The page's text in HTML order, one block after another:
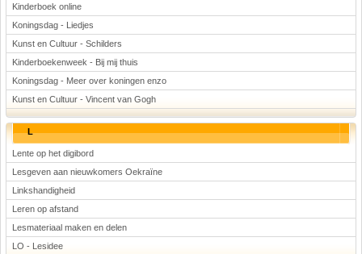
Kinderboek online
Koningsdag - Liedjes
Kunst en Cultuur - Schilders
Kinderboekenweek - Bij mij thuis
Koningsdag - Meer over koningen enzo
Kunst en Cultuur - Vincent van Gogh
L
Lente op het digibord
Lesgeven aan nieuwkomers Oekraïne
Linkshandigheid
Leren op afstand
Lesmateriaal maken en delen
LO - Lesidee